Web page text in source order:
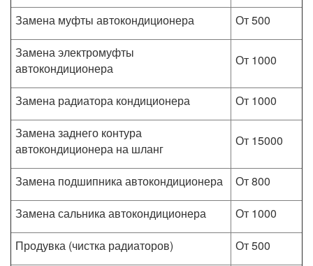
Замена муфты автокондиционера
От 500
Замена электромуфты
автокондиционера
От 1000
Замена радиатора кондиционера
От 1000
Замена заднего контура
автокондиционера на шланг
От 15000
Замена подшипника автокондиционера
От 800
Замена сальника автокондиционера
От 1000
Продувка (чистка радиаторов)
От 500